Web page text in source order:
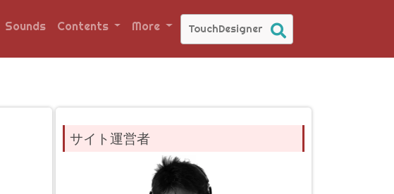
Sounds Contents More
サイト運営者